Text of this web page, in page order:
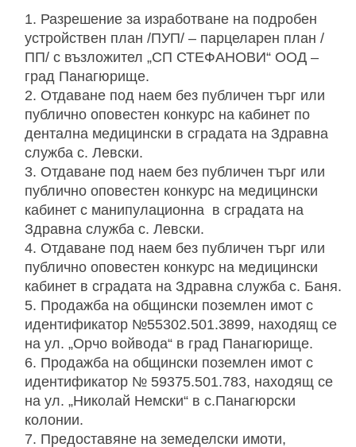
Разрешение за изработване на подробен
устройствен план /ПУП/ – парцеларен план /
ПП/ с възложител „СП СТЕФАНОВИ“ ООД –
град Панагюрище.
Отдаване под наем без публичен търг или
публично оповестен конкурс на кабинет по
дентална медицински в сградата на Здравна
служба с. Левски.
Отдаване под наем без публичен търг или
публично оповестен конкурс на медицински
кабинет с манипулационна в сградата на
Здравна служба с. Левски.
Отдаване под наем без публичен търг или
публично оповестен конкурс на медицински
кабинет в сградата на Здравна служба с. Баня.
Продажба на общински поземлен имот с
идентификатор №55302.501.3899, находящ се
на ул. „Орчо войвода“ в град Панагюрище.
Продажба на общински поземлен имот с
идентификатор № 59375.501.783, находящ се
на ул. „Николай Немски“ в с.Панагюрски
колонии.
Предоставяне на земеделски имоти,